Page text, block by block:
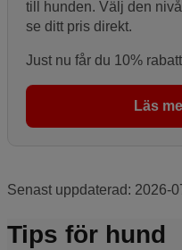
till hunden. Välj den
se ditt pris direkt.
Just nu får du 10%
Läs
Senast uppdaterad: 2026-
Tips för hund